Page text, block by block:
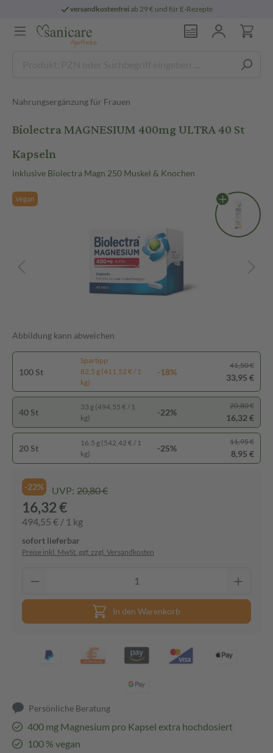
versandkostenfreiab 29 € und für E-Rezepte
Nahrungsergänzung für Frauen
Biolectra MAGNESIUM 400mg ULTRA 40 St
Kapseln
inklusive Biolectra Magn 250 Muskel & Knochen
Vegan
Abbildung kann abweichen
100 St
Spartipp
82,5 g (411,52 € / 1
kg)
-18%
41,50 €
33,95 €
40 St
33 g (494,55 € / 1
kg)
-22%
20,80 €
16,32 €
20 St
16.5 g (542,42 € / 1
kg)
-25%
11,95 €
8,95 €
-22% UVP: 20,80 €
16,32 €
494,55 € / 1 kg
sofort lieferbar
Preise inkl. MwSt. ggf. zzgl. Versandkosten
In den Warenkorb
Persönliche Beratung
400 mg Magnesium pro Kapsel extra hochdosiert
100 % vegan